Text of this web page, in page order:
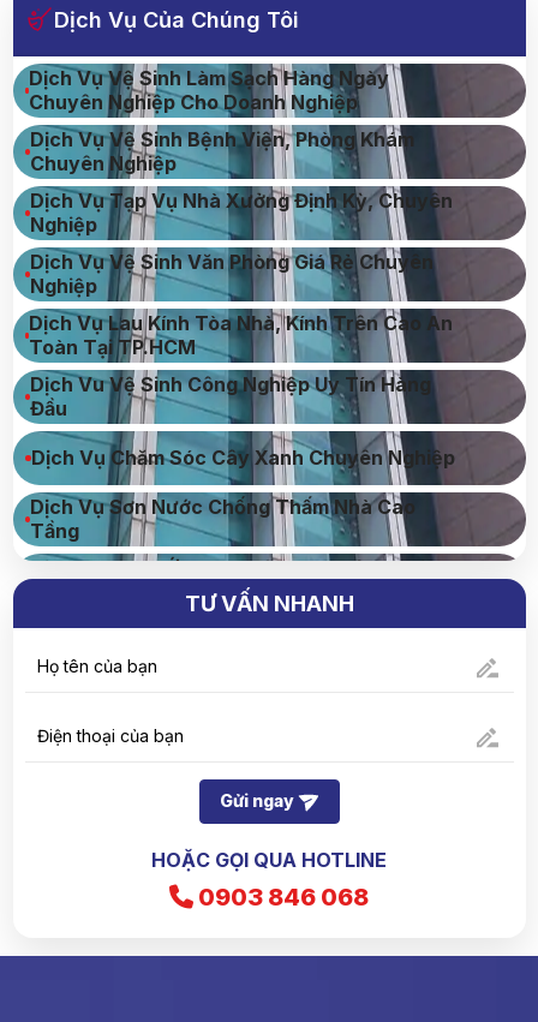
Dịch Vụ Của Chúng Tôi
Dịch Vụ Vệ Sinh Làm Sạch Hàng Ngày
Chuyên Nghiệp Cho Doanh Nghiệp
Dịch Vụ Vệ Sinh Bệnh Viện, Phòng Khám
Chuyên Nghiệp
Dịch Vụ Tạp Vụ Nhà Xưởng Định Kỳ, Chuyên
Nghiệp
Dịch Vụ Vệ Sinh Văn Phòng Giá Rẻ Chuyên
Nghiệp
Dịch Vụ Lau Kính Tòa Nhà, Kính Trên Cao An
Toàn Tại TP.HCM
Dịch Vu Vệ Sinh Công Nghiệp Uy Tín Hàng
Đầu
Dịch Vụ Chăm Sóc Cây Xanh Chuyên Nghiệp
Dịch Vụ Sơn Nước Chống Thấm Nhà Cao
Tầng
Dịch Vụ Cung Ứng Lao Động Chuyên Nghiệp
Dịch Vụ Kiểm Soát Côn Trùng Chuyên
Nghiệp An Toàn
TƯ VẤN NHANH
Gửi ngay
HOẶC GỌI QUA HOTLINE
0903 846 068